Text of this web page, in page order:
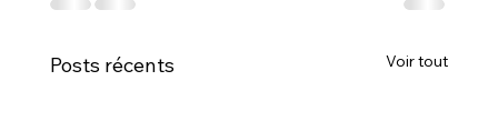
Posts récents Voir tout